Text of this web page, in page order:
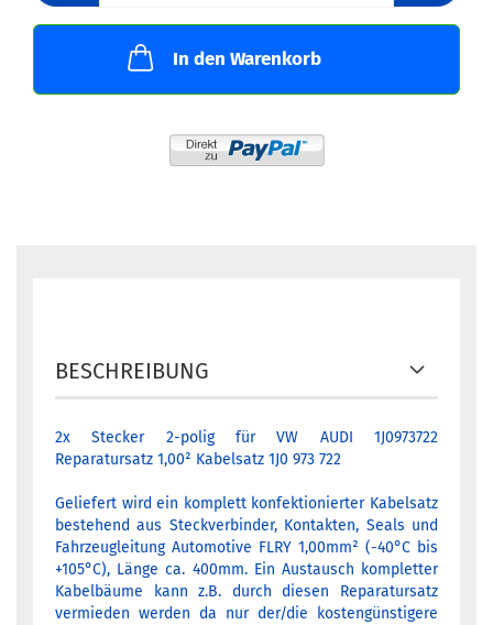
In den Warenkorb
BESCHREIBUNG
2x Stecker 2-polig für VW AUDI 1J0973722
Reparatursatz 1,00² Kabelsatz 1J0 973 722
Geliefert wird ein komplett konfektionierter Kabelsatz
bestehend aus Steckverbinder, Kontakten, Seals und
Fahrzeugleitung Automotive FLRY 1,00mm² (-40°C bis
+105°C), Länge ca. 400mm. Ein Austausch kompletter
Kabelbäume kann z.B. durch diesen Reparatursatz
vermieden werden da nur der/die kostengünstigere